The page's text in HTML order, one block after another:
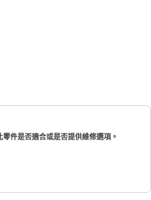
件是否適合或是否提供維修選項。